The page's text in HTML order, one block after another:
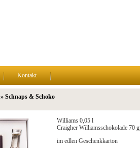
Kontakt
Schnaps & Schoko
Williams 0,05 l
Craigher Williamsschokolade 70 g
im edlen Geschenkkarton